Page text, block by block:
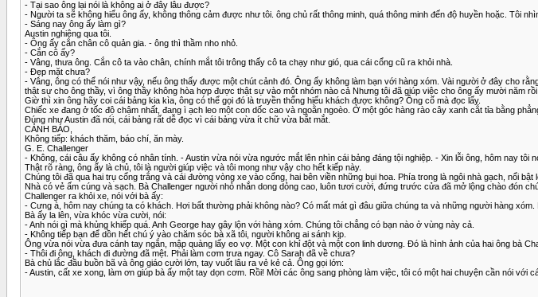
- Tại sao ông lại nói là không ai ở đây lâu được?
- Người ta sẽ không hiểu ông ấy, không thông cảm được như tôi. ông chủ rất thông minh, quá thông minh đến độ huyền hoặc. Tôi
- Sáng nay ông ấy làm gì?
Austin nghiêng qua tôi.
- Ông ấy cắn chân cô quản gia. - ông thì thầm nho nhỏ.
- Cắn cô ấy?
- Vâng, thưa ông. Cắn cô ta vào chân, chính mắt tôi trông thấy cô ta chạy như gió, qua cái cổng cũ ra khỏi nhà.
- Đẹp mặt chưa?
- Vâng, ông có thể nói như vậy, nếu ông thấy được một chút cảnh đó. Ông ấy không làm bạn với hàng xóm. Vài người ở đây cho
thật sự cho ông thầy, vì ông thầy không hòa hợp được thật sự vào một nhóm nào cả Nhưng tôi đã giúp việc cho ông ấy mười năm
Giờ thì xin ông hãy coi cái bảng kia kìa, ông có thể gọi đó là truyền thống hiếu khách được không? Ông cố mà đọc lấy.
Chiếc xe đang ở tốc độ chậm nhất, đang ì ạch leo một con dốc cao và ngoằn ngoèo. Ở một góc hàng rào cây xanh cắt tỉa bằng
Đúng như Austin đã nói, cái bảng rất dễ đọc vì cái bảng vừa ít chữ vừa bắt mắt.
CẢNH BÁO,
Không tiếp: khách thăm, báo chí, ăn mày.
G. E. Challenger
- Không, cái câu ấy không có nhân tính. - Austin vừa nói vừa ngước mắt lên nhìn cái bảng đáng tội nghiệp. - Xin lỗi ông, hôm nay
Thật rõ ràng, ông ấy là chủ, tôi là người giúp việc và tôi mong như vậy cho hết kiếp này.
Chúng tôi đã qua hai trụ cổng trắng và cái đường vòng xe vào cổng, hai bên viền những bụi hoa. Phía trong là ngôi nhà gạch, nổi bật
Nhà có vẻ ấm cúng và sạch. Bà Challenger người nhỏ nhắn dong dỏng cao, luôn tươi cười, đứng trước cửa đã mở lộng chào đón
Challenger ra khỏi xe, nói với bà ấy:
- Cưng à, hôm nay chúng ta có khách. Hơi bất thường phải không nào? Có mất mát gì đâu giữa chúng ta và những người hàng xóm.
Bà ấy la lên, vừa khóc vừa cười, nói:
- Anh nói gì mà khủng khiếp quá. Anh George hay gây lộn với hàng xóm. Chúng tôi chẳng có bạn nào ở vùng này cả.
- Không tiếp bạn để dồn hết chú ý vào chăm sóc bà xã tôi, người không ai sánh kịp.
Ông vừa nói vừa đưa cánh tay ngắn, mập quàng lấy eo vợ. Một con khỉ đột và một con linh dương. Đó là hình ảnh của hai ông bà
- Thôi đi ông, khách đi đường đã mệt. Phải làm cơm trưa ngay. Cô Sarah đã về chưa?
Bà chủ lắc đầu buồn bã và ông giáo cười lớn, tay vuốt lâu ra vẻ kẻ cả. Ông gọi lớn:
- Austin, cất xe xong, làm ơn giúp bà ấy một tay dọn cơm. Rồi! Mời các ông sang phòng làm việc, tôi có một hai chuyện cần nói với